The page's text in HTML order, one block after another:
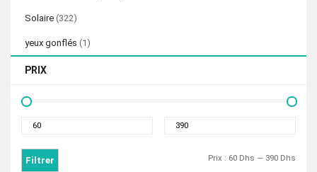
Solaire (322)
yeux gonflés (1)
PRIX
Filtrer Prix : 60 Dhs — 390 Dhs